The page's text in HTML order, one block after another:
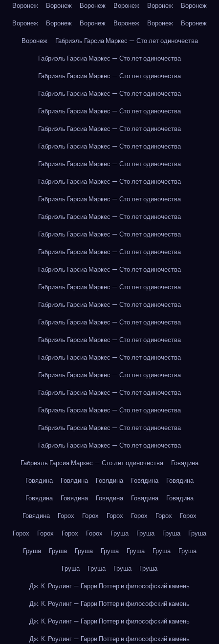
Воронеж
Воронеж Воронеж Воронеж Воронеж
Воронеж
Воронеж
Воронеж Воронеж Воронеж Воронеж
Воронеж
Воронеж
Габриэль Гарсиа Маркес — Сто лет одиночества
Габриэль Гарсиа Маркес — Сто лет одиночества
Габриэль Гарсиа Маркес — Сто лет одиночества
Габриэль Гарсиа Маркес — Сто лет одиночества
Габриэль Гарсиа Маркес — Сто лет одиночества
Габриэль Гарсиа Маркес — Сто лет одиночества
Габриэль Гарсиа Маркес — Сто лет одиночества
Габриэль Гарсиа Маркес — Сто лет одиночества
Габриэль Гарсиа Маркес — Сто лет одиночества
Габриэль Гарсиа Маркес — Сто лет одиночества
Габриэль Гарсиа Маркес — Сто лет одиночества
Габриэль Гарсиа Маркес — Сто лет одиночества
Габриэль Гарсиа Маркес — Сто лет одиночества
Габриэль Гарсиа Маркес — Сто лет одиночества
Габриэль Гарсиа Маркес — Сто лет одиночества
Габриэль Гарсиа Маркес — Сто лет одиночества
Габриэль Гарсиа Маркес — Сто лет одиночества
Габриэль Гарсиа Маркес — Сто лет одиночества
Габриэль Гарсиа Маркес — Сто лет одиночества
Габриэль Гарсиа Маркес — Сто лет одиночества
Габриэль Гарсиа Маркес — Сто лет одиночества
Габриэль Гарсиа Маркес — Сто лет одиночества
Габриэль Гарсиа Маркес — Сто лет одиночества
Габриэль Гарсиа Маркес — Сто лет одиночества
Габриэль Гарсиа Маркес — Сто лет одиночества
Говядина
Говядина
Говядина Говядина Говядина
Говядина
Говядина
Говядина Говядина Говядина
Говядина
Говядина
Горох Горох Горох Горох Горох
Горох
Горох
Горох Горох Горох Груша Груша Груша
Груша
Груша
Груша Груша Груша Груша Груша
Груша
Груша
Груша Груша
Груша
Дж. К. Роулинг — Гарри Поттер и философский камень
Дж. К. Роулинг — Гарри Поттер и философский камень
Дж. К. Роулинг — Гарри Поттер и философский камень
Дж. К. Роулинг — Гарри Поттер и философский камень